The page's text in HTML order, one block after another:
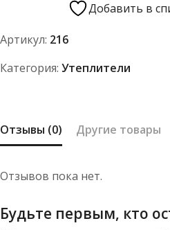
Некст
СУПЕР
Добавить в
Артикул: 216
Категория: Утеплители
Отзывы (0) Другие товары
Отзывов пока нет.
Будьте первым, кто